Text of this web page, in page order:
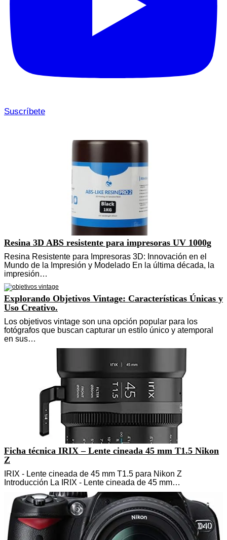
Suscríbete
Resina 3D ABS resistente para impresoras UV 1000g
Resina Resistente para Impresoras 3D: Innovación en el
Mundo de la Impresión y Modelado En la última década, la
impresión…
Explorando Objetivos Vintage: Características Únicas y
Uso Creativo.
Los objetivos vintage son una opción popular para los
fotógrafos que buscan capturar un estilo único y atemporal
en sus…
Ficha técnica IRIX – Lente cineada 45 mm T1.5 Nikon
Z
IRIX - Lente cineada de 45 mm T1.5 para Nikon Z
Introducción La IRIX - Lente cineada de 45 mm…